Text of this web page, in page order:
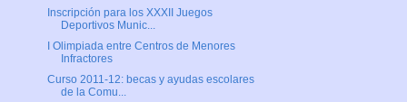
Inscripción para los XXXII Juegos
Deportivos Munic...
I Olimpiada entre Centros de Menores
Infractores
Curso 2011-12: becas y ayudas escolares
de la Comu...